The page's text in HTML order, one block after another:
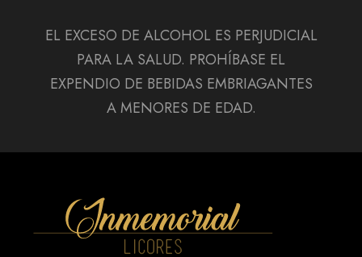
EL EXCESO DE ALCOHOL ES PERJUDICIAL
PARA LA SALUD. PROHÍBASE EL
EXPENDIO DE BEBIDAS EMBRIAGANTES
A MENORES DE EDAD.